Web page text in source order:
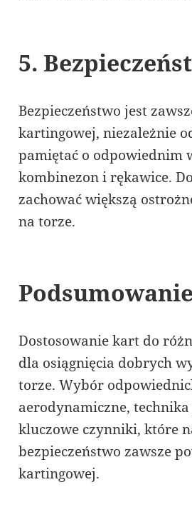
5.
Bezpieczeństwo jest
kartingowej, niezależnie
pamiętać o odpowiednim
kombinezon i rękawice.
zachować większą
na torze.
Podsumowanie
Dostosowanie kart do
dla osiągnięcia dobrych
torze. Wybór
aerodynamiczne,
kluczowe czynniki, które
bezpieczeństwo zawsze
kartingowej.